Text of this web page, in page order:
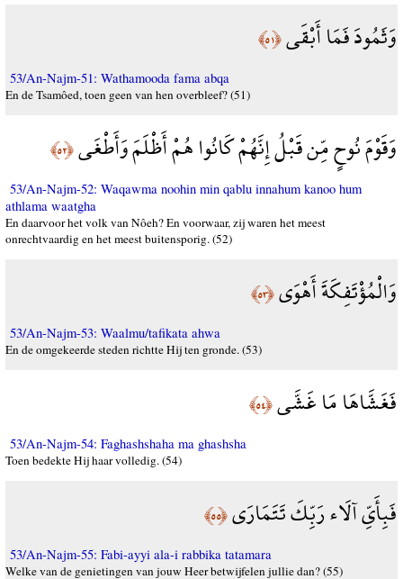
وَثَمُودَ فَمَا أَبْقَى﴿٥١﴾
53/An-Najm-51: Wathamooda fama abqa
En de Tsamôed, toen geen van hen overbleef? (51)
وَقَوْمَ نُوحٍ مِّن قَبْلُ إِنَّهُمْ كَانُوا هُمْ أَظْلَمَ وَأَطْغَى﴿٥٢﴾
53/An-Najm-52: Waqawma noohin min qablu innahum kanoo hum
athlama waatgha
En daarvoor het volk van Nôeh? En voorwaar, zij waren het meest
onrechtvaardig en het meest buitensporig. (52)
وَالْمُؤْتَفِكَةَ أَهْوَى﴿٥٣﴾
53/An-Najm-53: Waalmu/tafikata ahwa
En de omgekeerde steden richtte Hij ten gronde. (53)
فَغَشَّاهَا مَا غَشَّى﴿٥٤﴾
53/An-Najm-54: Faghashshaha ma ghashsha
Toen bedekte Hij haar volledig. (54)
فَبِأَيِّ آلَاء رَبِّكَ تَتَمَارَى﴿٥٥﴾
53/An-Najm-55: Fabi-ayyi ala-i rabbika tatamara
Welke van de genietingen van jouw Heer betwijfelen jullie dan? (55)